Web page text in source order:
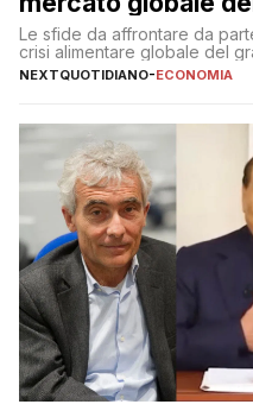
Le sfide da affrontare da
crisi alimentare globale del
NEXTQUOTIDIANO-ECONOMIA